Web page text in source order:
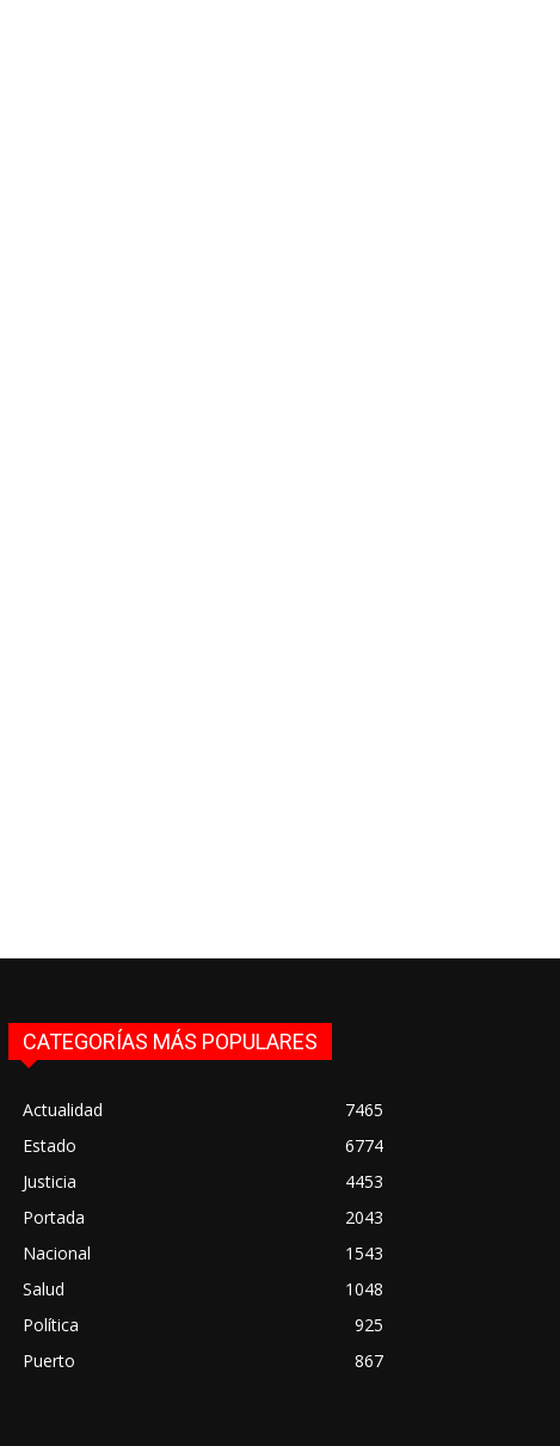
CATEGORÍAS MÁS POPULARES
Actualidad
7465
Estado
6774
Justicia
4453
Portada
2043
Nacional
1543
Salud
1048
Política
925
Puerto
867